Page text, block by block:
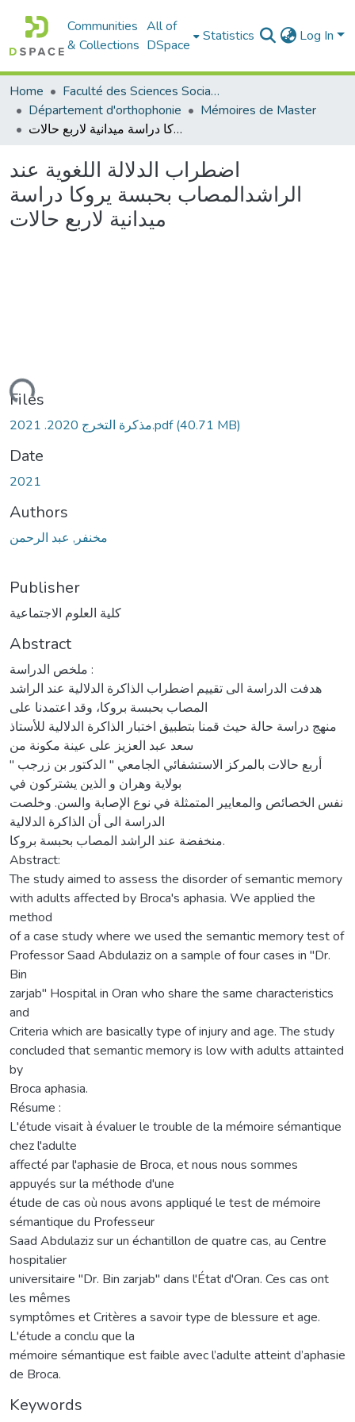
Communities
& Collections
All of
DSpace
Statistics Log In
Home
Faculté des Sciences Sociales
Département d'orthophonie
Mémoires de Master
اضطراب الدلالة اللغوية عند الراشدالمصاب بحبسة يروكا دراسة ميدانية لاربع حالات
اضطراب الدلالة اللغوية عند
الراشدالمصاب بحبسة يروكا دراسة
ميدانية لاربع حالات
Files
مذكرة التخرج 2020. 2021.pdf(40.71 MB)
Date
2021
Authors
مخنفر, عبد الرحمن
Publisher
كلية العلوم الاجتماعية
Abstract
ملخص الدراسة :
هدفت الدراسة الى تقییم اضطراب الذاكرة الدلالية عند الراشد
المصاب بحبسة بروكا، وقد اعتمدنا على
منهج دراسة حالة حیث قمنا بتطبیق اختبار الذاكرة الدلالیة للأستاذ
سعد عبد العزيز على عینة مكونة من
أربع حالات بالمركز الاستشفائي الجامعي " الدكتور بن زرجب "
بولاية وهران و الذین يشتركون في
نفس الخصائص والمعاییر المتمثلة في نوع الإصابة والسن. وخلصت
الدراسة الى أن الذاكرة الدلالية
منخفضة عند الراشد المصاب بحبسة بروكا.
Abstract:
The study aimed to assess the disorder of semantic memory
with adults affected by Broca's aphasia. We applied the
method
of a case study where we used the semantic memory test of
Professor Saad Abdulaziz on a sample of four cases in "Dr.
Bin
zarjab" Hospital in Oran who share the same characteristics
and
Criteria which are basically type of injury and age. The study
concluded that semantic memory is low with adults attainted
by
Broca aphasia.
Résume :
L'étude visait à évaluer le trouble de la mémoire sémantique
chez l'adulte
affecté par l'aphasie de Broca, et nous nous sommes
appuyés sur la méthode d'une
étude de cas où nous avons appliqué le test de mémoire
sémantique du Professeur
Saad Abdulaziz sur un échantillon de quatre cas, au Centre
hospitalier
universitaire "Dr. Bin zarjab" dans l'État d'Oran. Ces cas ont
les mêmes
symptômes et Critères a savoir type de blessure et age.
L'étude a conclu que la
mémoire sémantique est faible avec l’adulte atteint d’aphasie
de Broca.
Keywords